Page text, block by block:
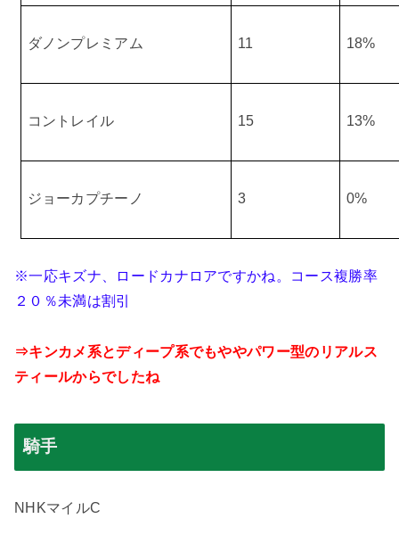
ダノンプレミアム 11 18%
コントレイル 15 13%
ジョーカプチーノ 3 0%
※一応キズナ、ロードカナロアですかね。コース複勝率
２０％未満は割引
⇒キンカメ系とディープ系でもややパワー型のリアルス
ティールからでしたね
騎手
NHKマイルC